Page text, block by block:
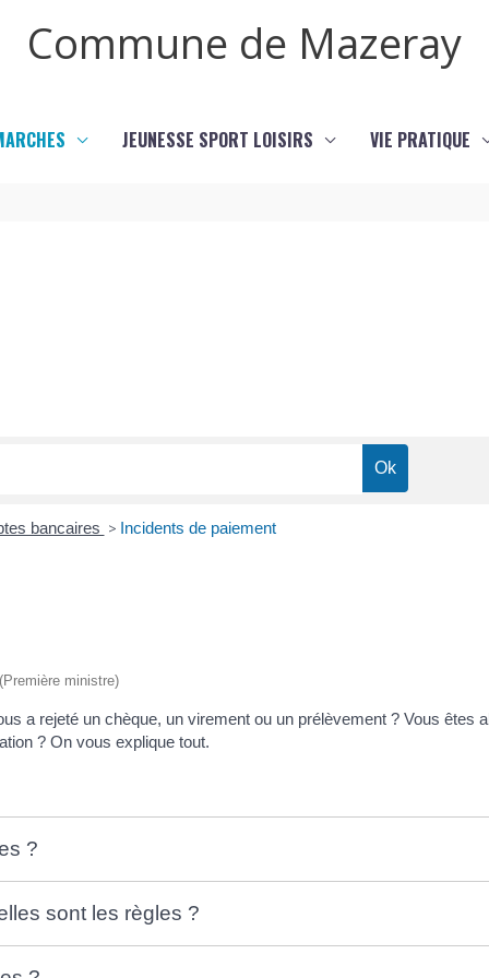
Commune de Mazeray
JEUNESSE SPORT LOISIRS VIE PRATIQUE
bancaires > Incidents de paiement
ministre)
a rejeté un chèque, un virement ou un prélèvement ? Vous êtes
? On vous explique tout.
?
sont les règles ?